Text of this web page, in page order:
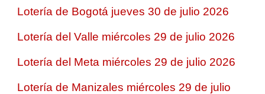
Lotería de Bogotá jueves 30 de julio 2026
Lotería del Valle miércoles 29 de julio 2026
Lotería del Meta miércoles 29 de julio 2026
Lotería de Manizales miércoles 29 de julio